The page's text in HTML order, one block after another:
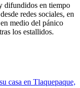
difundidos en tiempo
redes sociales, en
medio del pánico
los estallidos.
casa en Tlaquepaque,